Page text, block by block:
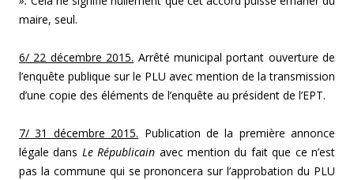
maire, seul.
6/ 22 décembre 2015. Arrêté municipal portant ouverture de
l’enquête publique sur le PLU avec mention de la transmission
d’une copie des éléments de l’enquête au président de l’EPT.
7/ 31 décembre 2015. Publication de la première annonce
légale dans Le Républicain avec mention du fait que ce n’est
pas la commune qui se prononcera sur l’approbation du PLU